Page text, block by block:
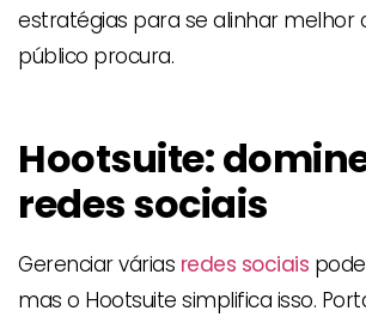
estratégias para se alinhar melhor
público procura.
Hootsuite:
redes sociais
Gerenciar várias redes sociais
mas o Hootsuite simplifica isso.